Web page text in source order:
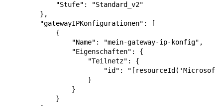
"Stufe" :
"Standard_v2"
},
"gatewayIPKonfigurationen" :
[
{
"Name" : "mein-gateway-ip-konfig" ,
"Eigenschaften" :
{
"Teilnetz" :
{
"id" :
}
}
}